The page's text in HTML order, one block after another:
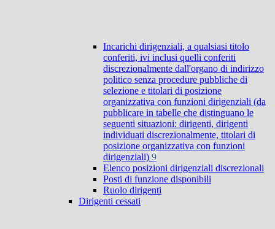
Incarichi dirigenziali, a qualsiasi titolo
conferiti, ivi inclusi quelli conferiti
discrezionalmente dall'organo di indirizzo
politico senza procedure pubbliche di
selezione e titolari di posizione
organizzativa con funzioni dirigenziali (da
pubblicare in tabelle che distinguano le
seguenti situazioni: dirigenti, dirigenti
individuati discrezionalmente, titolari di
posizione organizzativa con funzioni
dirigenziali) 9
Elenco posizioni dirigenziali discrezionali
Posti di funzione disponibili
Ruolo dirigenti
Dirigenti cessati